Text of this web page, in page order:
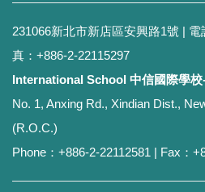
231066新北市新店區安興路1號 |
真：+886-2-
International School 中信國際學
No. 1, Anxing Rd., Xindian Dist.,
(R.O.C.)
Phone：+886-2-22112581 | Fax：